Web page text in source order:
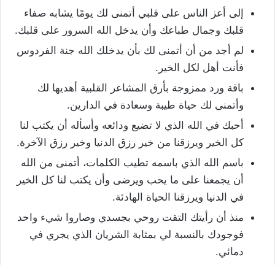
إلى أعز الناس على قلبي أتمنى لك يومًا يشابه صفاء
قلبك وجمال طباعك وأن يدخل الله السرور على قلبك.
لم أجد من أن أتمنى لك بأن يدخلك الله جنة الفردوس
فأنت أهل لكل الخير.
باقة ورد ممزوجة بأرق المشاعر القلبية أهديها لك
وأتمنى لك حياة طيبة وسعادة في الدارين.
أحبك في الله الذي لا تضيع ودائعه وأسأله أن يكتب لنا
كل الخير ويرزقنا من خير رزق الدنيا وخير رزق الآخرة.
باسم الله الذي باسمه تطيب الكلمات، أتمنى من الله
أن يجمعنا على ما يحب ويرضى وأن يكتب لنا كل الخير
في الدنيا ويرزقنا الحياة الهادئة.
منذ أن رأيتك التقت روحي بجسدي وصاروا شيء واحد
فوجودك بالنسبة لي بمثابة الشريان الذي يجري في
دمائي.